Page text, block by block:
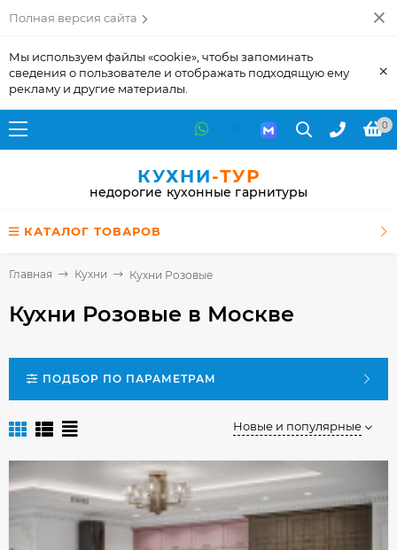
Полная версия сайта
Мы используем файлы «cookie», чтобы запоминать
сведения о пользователе и отображать подходящую ему
рекламу и другие материалы.
×
0
КУХНИ-ТУР
недорогие кухонные гарнитуры
КАТАЛОГ ТОВАРОВ
Главная Кухни Кухни Розовые
Кухни Розовые в Москве
ПОДБОР ПО ПАРАМЕТРАМ
Новые и популярные